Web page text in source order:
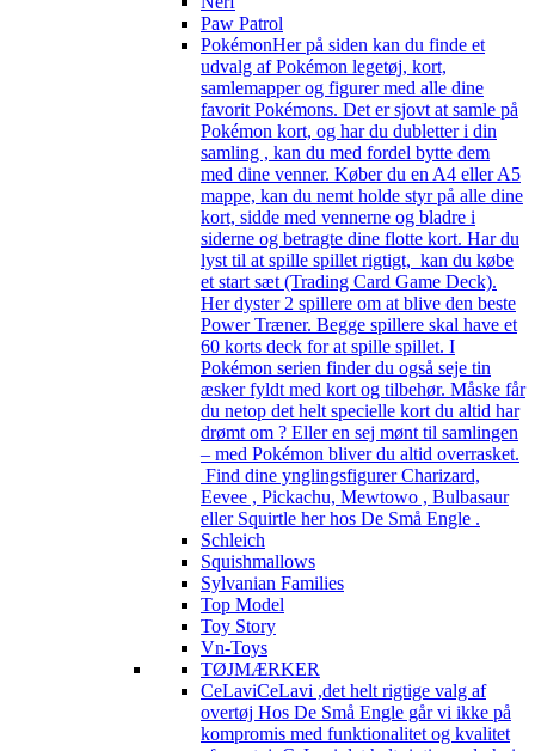
Paw Patrol
PokémonHer på siden kan du finde et
udvalg af Pokémon legetøj, kort,
samlemapper og figurer med alle dine
favorit Pokémons. Det er sjovt at samle på
Pokémon kort, og har du dubletter i din
samling , kan du med fordel bytte dem
med dine venner. Køber du en A4 eller A5
mappe, kan du nemt holde styr på alle dine
kort, sidde med vennerne og bladre i
siderne og betragte dine flotte kort. Har du
lyst til at spille spillet rigtigt, kan du købe
et start sæt (Trading Card Game Deck).
Her dyster 2 spillere om at blive den beste
Power Træner. Begge spillere skal have et
60 korts deck for at spille spillet. I
Pokémon serien finder du også seje tin
æsker fyldt med kort og tilbehør. Måske får
du netop det helt specielle kort du altid har
drømt om ? Eller en sej mønt til samlingen
– med Pokémon bliver du altid overrasket.
Find dine ynglingsfigurer Charizard,
Eevee , Pickachu, Mewtowo , Bulbasaur
eller Squirtle her hos De Små Engle .
Schleich
Squishmallows
Sylvanian Families
Top Model
Toy Story
Vn-Toys
TØJMÆRKER
CeLaviCeLavi ,det helt rigtige valg af
overtøj Hos De Små Engle går vi ikke på
kompromis med funktionalitet og kvalitet